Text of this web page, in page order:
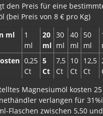
den Preis für eine
(bei Preis von 8 € pro Kg)
ml
1
ml
20
ml
30
ml
40
ml
50
ml
0,25
Ct
5
Ct
7,5
Ct
10
Ct
12,5
Ct
Magnesiumöl kosten 25
verlangen für
Flaschen zwischen 5,50